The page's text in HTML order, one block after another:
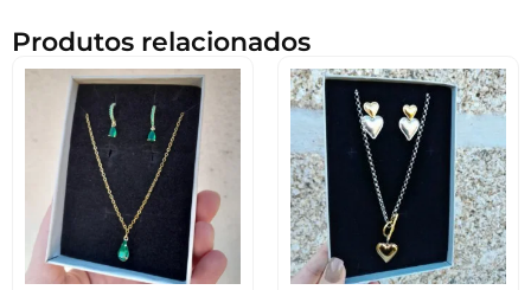
Produtos relacionados